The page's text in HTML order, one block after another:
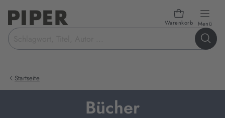
Warenkorb Menü
Suchbegriff
eingeben
Startseite
Bücher